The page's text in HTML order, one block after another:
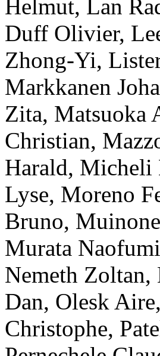
Helmut, Lan
Duff Olivier,
Zhong-Yi,
Markkanen
Zita, Matsuoka
Christian,
Harald, Micheli
Lyse, Moreno
Bruno,
Murata Naofumi
Nemeth Zoltan,
Dan, Olesk Aire,
Christophe,